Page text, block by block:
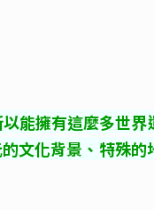
能擁有這麼多世
文化背景、特殊